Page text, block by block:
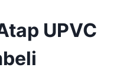
UPVC